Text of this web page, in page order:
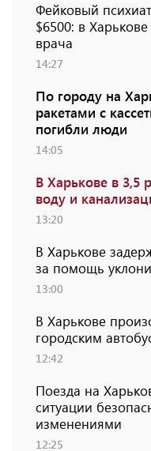
Фейковый
$6500: в
врача
14:27
По городу на
ракетами с
погибли люди
14:05
В Харькове в 3,5
воду и
13:20
В Харькове
за помощь
13:00
В Харькове
городским
12:42
Поезда на
ситуации
изменениями
12:25